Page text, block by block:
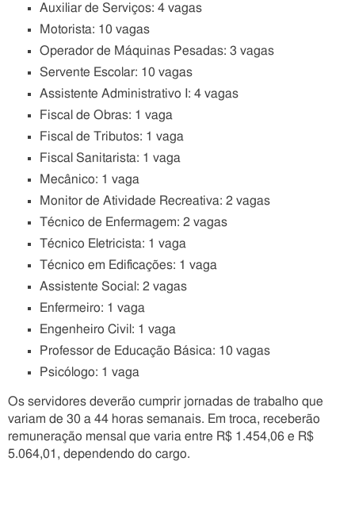
Auxiliar de Serviços: 4 vagas
Motorista: 10 vagas
Operador de Máquinas Pesadas: 3 vagas
Servente Escolar: 10 vagas
Assistente Administrativo I: 4 vagas
Fiscal de Obras: 1 vaga
Fiscal de Tributos: 1 vaga
Fiscal Sanitarista: 1 vaga
Mecânico: 1 vaga
Monitor de Atividade Recreativa: 2 vagas
Técnico de Enfermagem: 2 vagas
Técnico Eletricista: 1 vaga
Técnico em Edificações: 1 vaga
Assistente Social: 2 vagas
Enfermeiro: 1 vaga
Engenheiro Civil: 1 vaga
Professor de Educação Básica: 10 vagas
Psicólogo: 1 vaga
Os servidores deverão cumprir jornadas de trabalho que
variam de 30 a 44 horas semanais. Em troca, receberão
remuneração mensal que varia entre R$ 1.454,06 e R$
5.064,01, dependendo do cargo.